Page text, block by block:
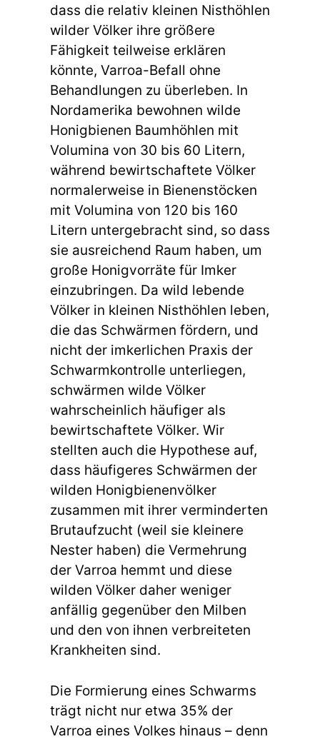
dass die relativ kleinen Nisthöhlen
wilder Völker ihre größere
Fähigkeit teilweise erklären
könnte, Varroa-Befall ohne
Behandlungen zu überleben. In
Nordamerika bewohnen wilde
Honigbienen Baumhöhlen mit
Volumina von 30 bis 60 Litern,
während bewirtschaftete Völker
normalerweise in Bienenstöcken
mit Volumina von 120 bis 160
Litern untergebracht sind, so dass
sie ausreichend Raum haben, um
große Honigvorräte für Imker
einzubringen. Da wild lebende
Völker in kleinen Nisthöhlen leben,
die das Schwärmen fördern, und
nicht der imkerlichen Praxis der
Schwarmkontrolle unterliegen,
schwärmen wilde Völker
wahrscheinlich häufiger als
bewirtschaftete Völker. Wir
stellten auch die Hypothese auf,
dass häufigeres Schwärmen der
wilden Honigbienenvölker
zusammen mit ihrer verminderten
Brutaufzucht (weil sie kleinere
Nester haben) die Vermehrung
der Varroa hemmt und diese
wilden Völker daher weniger
anfällig gegenüber den Milben
und den von ihnen verbreiteten
Krankheiten sind.
Die Formierung eines Schwarms
trägt nicht nur etwa 35% der
Varroa eines Volkes hinaus – denn